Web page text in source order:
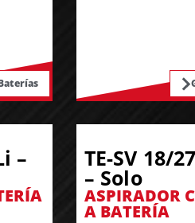
– TE-SV 18/
– Solo
ASPIRADOR
A BATERÍA